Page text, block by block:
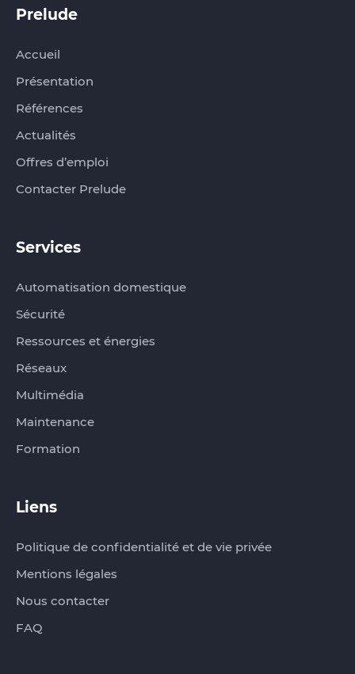
Accueil
Présentation
Références
Actualités
Offres d’emploi
Contacter Prelude
Services
Automatisation domestique
Sécurité
Ressources et énergies
Réseaux
Multimédia
Maintenance
Formation
Liens
Politique de confidentialité et de vie privée
Mentions légales
Nous contacter
FAQ